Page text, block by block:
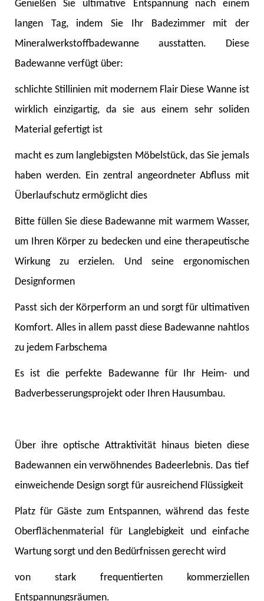
Genießen Sie ultimative Entspannung nach einem
langen Tag, indem Sie Ihr Badezimmer mit der
Mineralwerkstoffbadewanne ausstatten. Diese
Badewanne verfügt über:
schlichte Stillinien mit modernem Flair Diese Wanne ist
wirklich einzigartig, da sie aus einem sehr soliden
Material gefertigt ist
macht es zum langlebigsten Möbelstück, das Sie jemals
haben werden. Ein zentral angeordneter Abfluss mit
Überlaufschutz ermöglicht dies
Bitte füllen Sie diese Badewanne mit warmem Wasser,
um Ihren Körper zu bedecken und eine therapeutische
Wirkung zu erzielen. Und seine ergonomischen
Designformen
Passt sich der Körperform an und sorgt für ultimativen
Komfort. Alles in allem passt diese Badewanne nahtlos
zu jedem Farbschema
Es ist die perfekte Badewanne für Ihr Heim- und
Badverbesserungsprojekt oder Ihren Hausumbau.
Über ihre optische Attraktivität hinaus bieten diese
Badewannen ein verwöhnendes Badeerlebnis. Das tief
einweichende Design sorgt für ausreichend Flüssigkeit
Platz für Gäste zum Entspannen, während das feste
Oberflächenmaterial für Langlebigkeit und einfache
Wartung sorgt und den Bedürfnissen gerecht wird
von stark frequentierten kommerziellen
Entspannungsräumen.